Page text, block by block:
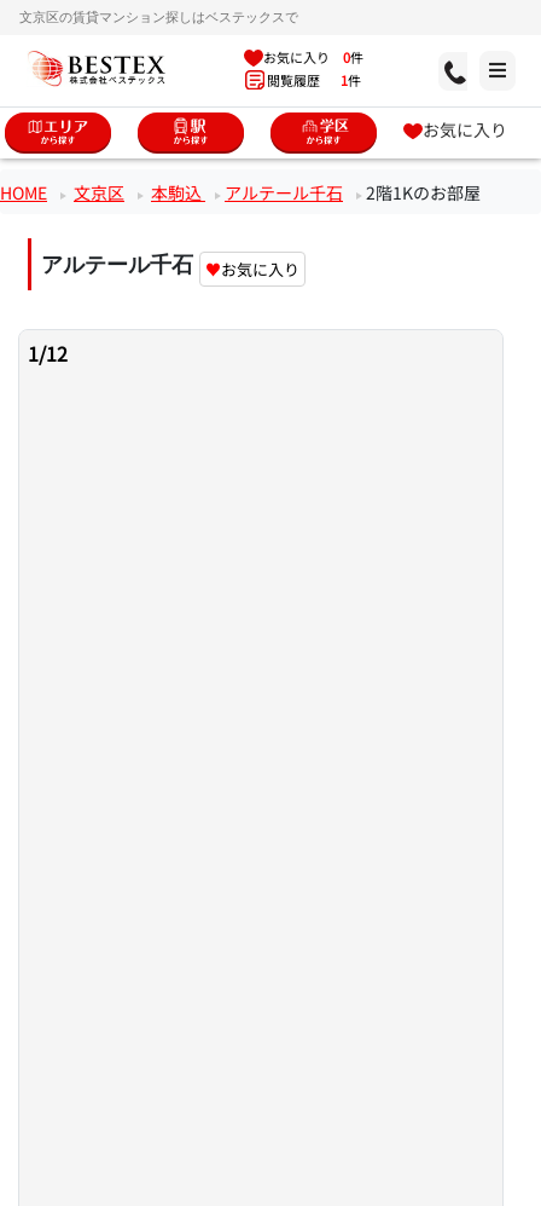
文京区の賃貸マンション探しはベステックスで
お気に入り 0件
閲覧履歴 1件
お気に入り
HOME 文京区 本駒込 アルテール千石 2階1Kのお部屋
アルテール千石 ♥お気に入り
1/12